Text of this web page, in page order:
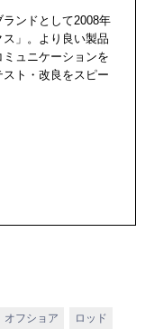
ンドとして2008年
」。より良い製品
ュニケーションを
ト・改良をスピー
きつけ・塗装・組
オフショア ロッド